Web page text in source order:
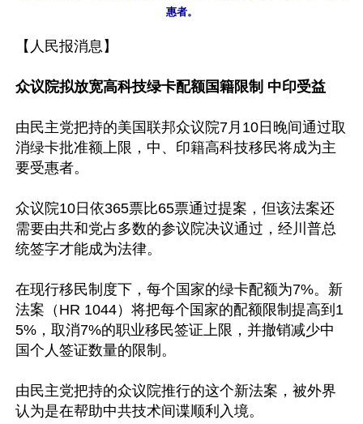
【人民报消息】
众议院拟放宽高科技绿卡配额国籍限制 中印受益
由民主党把持的美国联邦众议院7月10日晚间通过取
消绿卡批准额上限，中、印籍高科技移民将成为主
要受惠者。
众议院10日依365票比65票通过提案，但该法案还
需要由共和党占多数的参议院决议通过，经川普总
统签字才能成为法律。
在现行移民制度下，每个国家的绿卡配额为7%。新
法案（HR 1044）将把每个国家的配额限制提高到1
5%，取消7%的职业移民签证上限，并撤销减少中
国个人签证数量的限制。
由民主党把持的众议院推行的这个新法案，被外界
认为是在帮助中共技术间谍顺利入境。